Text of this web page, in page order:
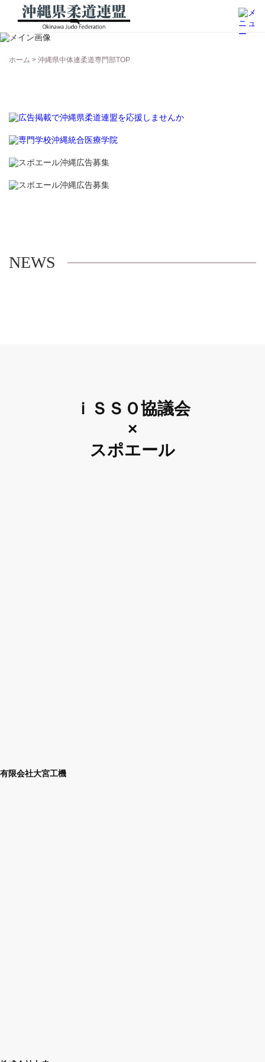
沖縄県中体連柔道専門部
ホーム > 沖縄県中体連柔道専門部TOP
NEWS
ｉＳＳＯ協議会
×
スポエール
有限会社大宮工機